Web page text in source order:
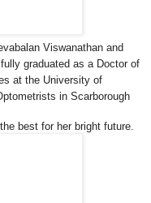
Viswanathan and
graduated as a Doctor of
at the University of
in Scarborough
best for her bright future.